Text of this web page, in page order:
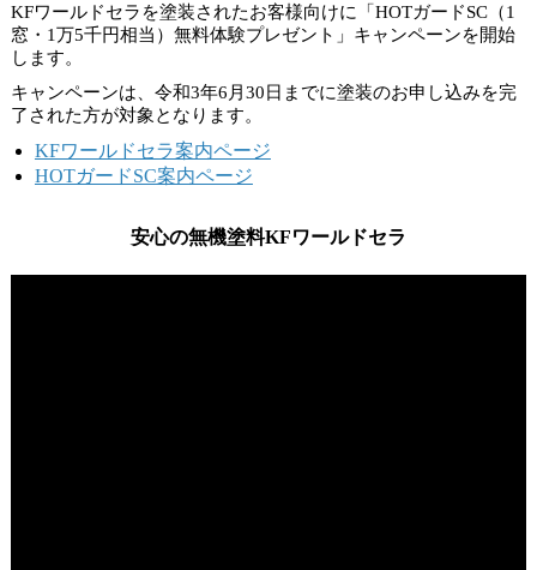
KFワールドセラを塗装されたお客様向けに「HOTガードSC（1
窓・1万5千円相当）無料体験プレゼント」キャンペーンを開始
します。
キャンペーンは、 令和3年6月30日 までに塗装のお申し込みを完
了された方が対象となります。
KFワールドセラ案内ページ
HOTガードSC案内ページ
安心の無機塗料KFワールドセラ